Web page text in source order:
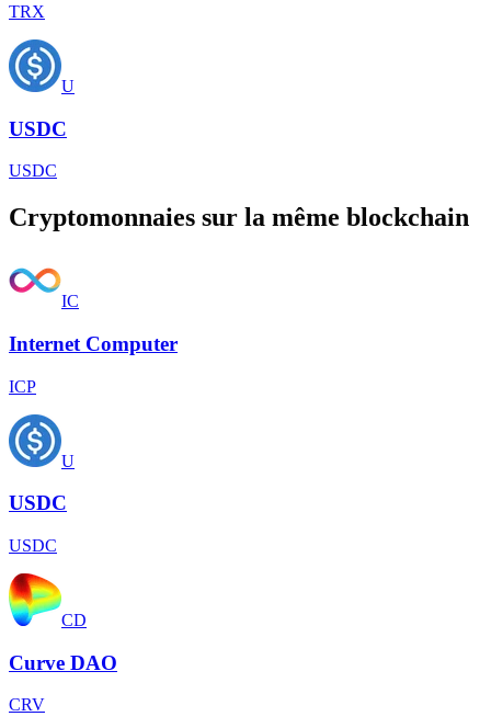
TRX
U
USDC
USDC
Cryptomonnaies sur la même blockchain
IC
Internet Computer
ICP
U
USDC
USDC
CD
Curve DAO
CRV